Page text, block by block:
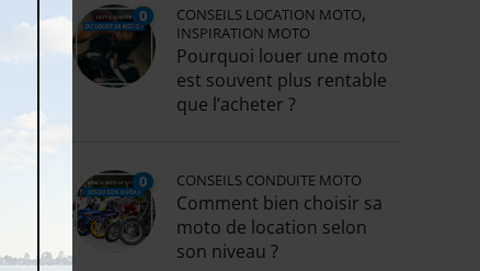
0 CONSEILS LOCATION MOTO,
INSPIRATION MOTO
Pourquoi louer une moto
est souvent plus rentable
que l’acheter ?
0 CONSEILS CONDUITE MOTO
Comment bien choisir sa
moto de location selon
son niveau ?